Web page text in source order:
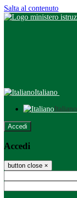
Salta al contenuto
Italiano
Italiano
Accedi
Accedi
button close ×